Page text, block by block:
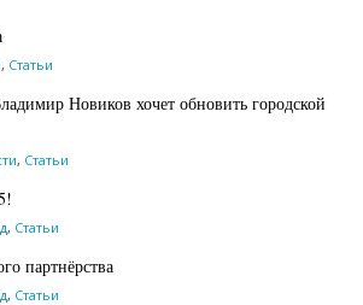
, Статьи
Новиков хочет обновить городской
, Статьи
, Статьи
партнёрства
, Статьи